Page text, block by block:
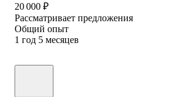
20 000 ₽
Рассматривает предложения
Общий опыт
1 год 5 месяцев